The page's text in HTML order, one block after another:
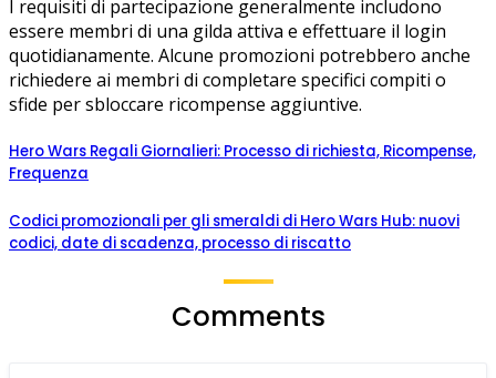
I requisiti di partecipazione generalmente includono
essere membri di una gilda attiva e effettuare il login
quotidianamente. Alcune promozioni potrebbero anche
richiedere ai membri di completare specifici compiti o
sfide per sbloccare ricompense aggiuntive.
Hero Wars Regali Giornalieri: Processo di richiesta, Ricompense,
Frequenza
Codici promozionali per gli smeraldi di Hero Wars Hub: nuovi
codici, date di scadenza, processo di riscatto
Comments